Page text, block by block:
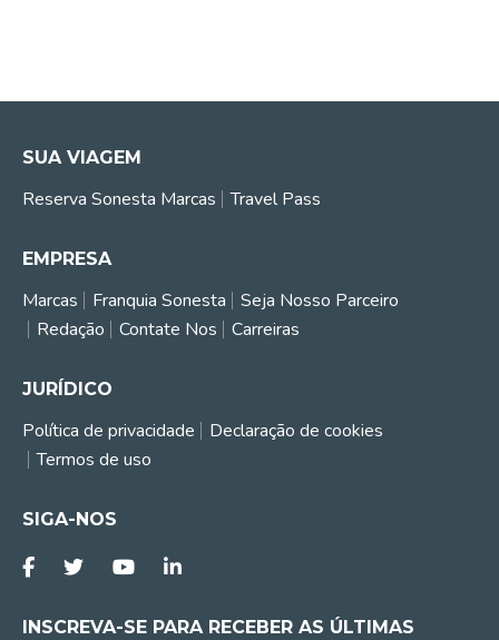
SUA VIAGEM
Reserva Sonesta Marcas Travel Pass
EMPRESA
Marcas Franquia Sonesta
Seja Nosso Parceiro
Redação
Contate Nos Carreiras
JURÍDICO
Política de privacidade
Declaração de cookies
Termos de uso
SIGA-NOS
INSCREVA-SE PARA RECEBER AS ÚLTIMAS